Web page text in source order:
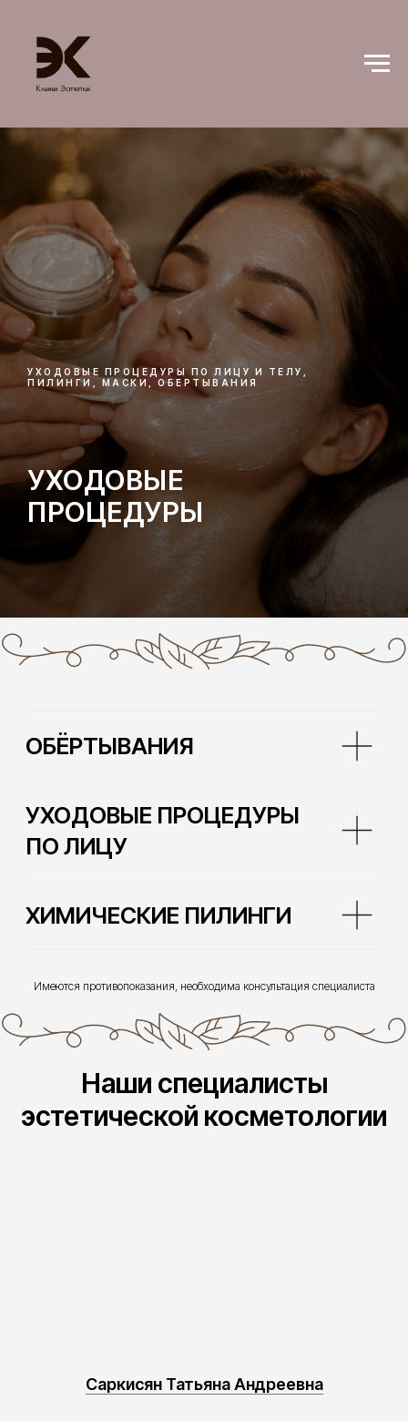
УХОДОВЫЕ ПРОЦЕДУРЫ ПО ЛИЦУ И ТЕЛУ,
ПИЛИНГИ, МАСКИ, ОБЕРТЫВАНИЯ
УХОДОВЫЕ
ПРОЦЕДУРЫ
ОБЁРТЫВАНИЯ
УХОДОВЫЕ ПРОЦЕДУРЫ
ХИМИЧЕСКИЕ ПИЛИНГИ
Имеются противопоказания, необходима консультация специалиста
Наши специалисты
эстетической косметологии
Саркисян Татьяна Андреевна